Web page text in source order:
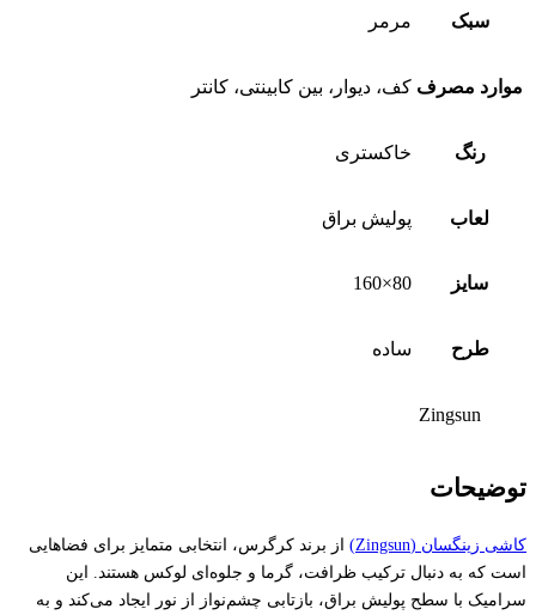
سبک مرمر
موارد مصرف کف، دیوار، بین کابینتی، کانتر
رنگ خاکستری
لعاب پولیش براق
سایز 80×160
طرح ساده
Zingsun
توضیحات
کاشی زینگسان (Zingsun)
از برند کرگرس، انتخابی متمایز برای فضاهایی
است که به دنبال ترکیب ظرافت، گرما و جلوه‌ای لوکس هستند. این
سرامیک با سطح پولیش براق، بازتابی چشم‌نواز از نور ایجاد می‌کند و به